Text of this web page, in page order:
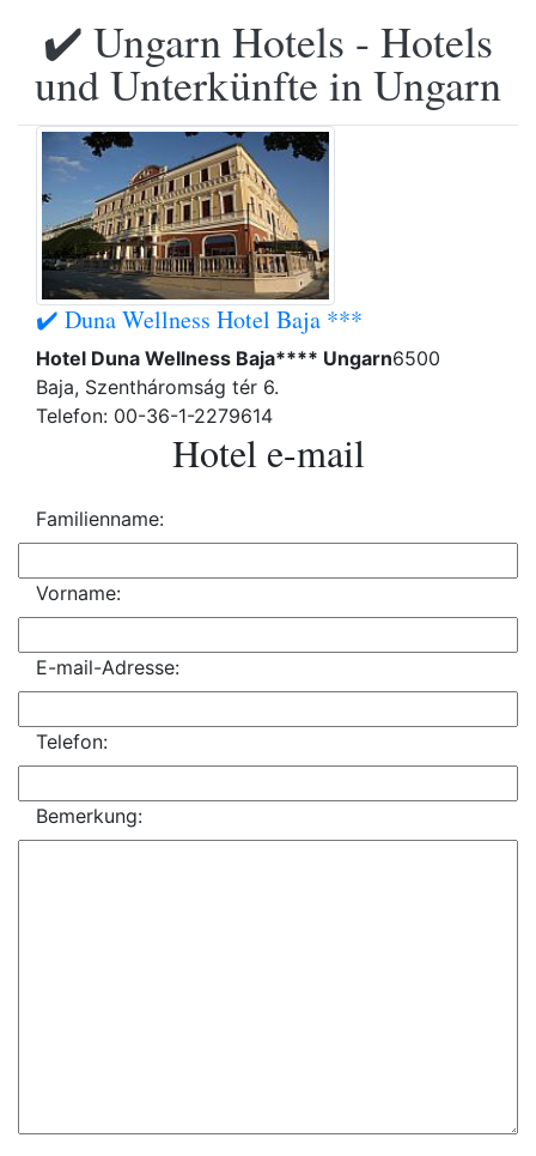
✔️ Ungarn Hotels - Hotels
und Unterkünfte in Ungarn
✔️ Duna Wellness Hotel Baja ***
Hotel Duna Wellness Baja**** Ungarn6500
Baja, Szentháromság tér 6.
Telefon: 00-36-1-2279614
Hotel e-mail
Familienname:
Vorname:
E-mail-Adresse:
Telefon:
Bemerkung: